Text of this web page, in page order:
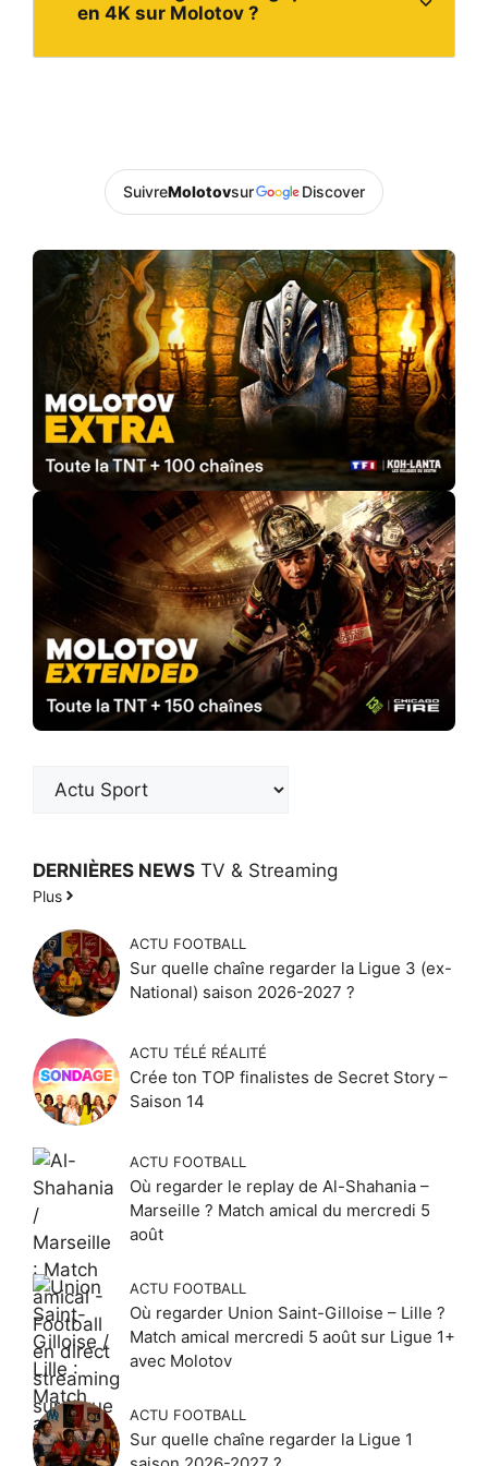
en 4K sur Molotov ?
SuivreMolotovsur Discover
DERNIÈRES NEWS TV & Streaming
Plus
ACTU FOOTBALL
Sur quelle chaîne regarder la Ligue 3 (ex-
National) saison 2026-2027 ?
ACTU TÉLÉ RÉALITÉ
Crée ton TOP finalistes de Secret Story –
Saison 14
ACTU FOOTBALL
Où regarder le replay de Al-Shahania –
Marseille ? Match amical du mercredi 5
août
ACTU FOOTBALL
Où regarder Union Saint-Gilloise – Lille ?
Match amical mercredi 5 août sur Ligue 1+
avec Molotov
ACTU FOOTBALL
Sur quelle chaîne regarder la Ligue 1